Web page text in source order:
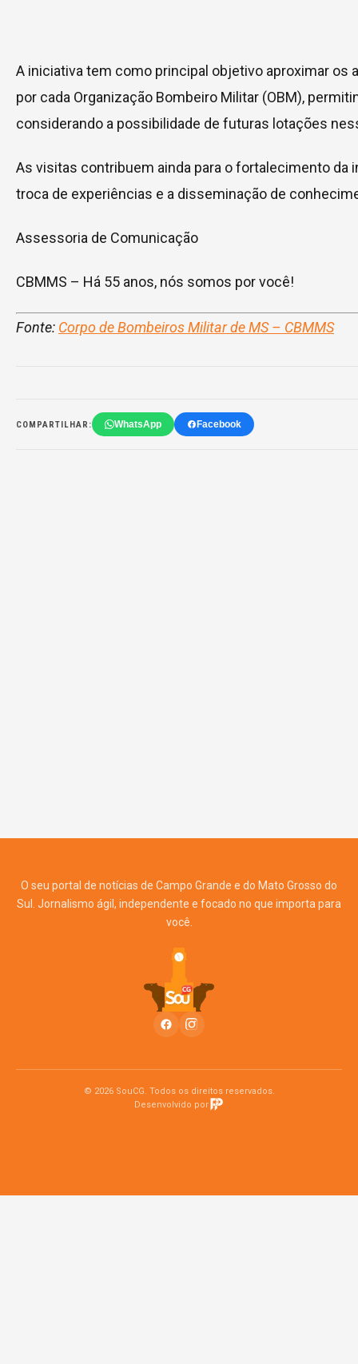
A iniciativa tem como principal objetivo aproximar
por cada Organização Bombeiro Militar (OBM),
considerando a possibilidade de futuras lotações
As visitas contribuem ainda para o fortalecimento
troca de experiências e a disseminação de
Assessoria de Comunicação
CBMMS – Há 55 anos, nós somos por você!
Fonte: Corpo de Bombeiros Militar de MS – CBMMS
COMPARTILHAR: WhatsApp Facebook
O seu portal de notícias de Campo Grande e do Mato Grosso do
Sul. Jornalismo ágil, independente e focado no que importa para
você.
© 2026 SouCG. Todos os direitos reservados.
Desenvolvido por